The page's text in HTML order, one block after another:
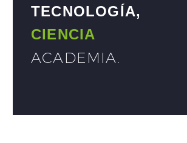
TECNOLOGÍA,
CIENCIA
ACADEMIA